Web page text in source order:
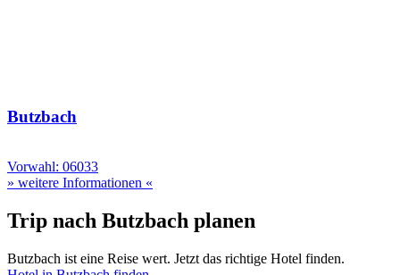
Butzbach
Vorwahl: 06033
» weitere Informationen «
Trip nach Butzbach planen
Butzbach ist eine Reise wert. Jetzt das richtige Hotel finden.